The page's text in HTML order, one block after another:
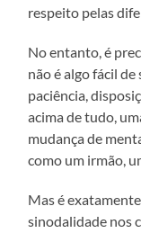
respeito pelas
No entanto, é
não é algo fácil
paciência,
acima de tudo,
mudança de
como um irmão,
Mas é
sinodalidade nos